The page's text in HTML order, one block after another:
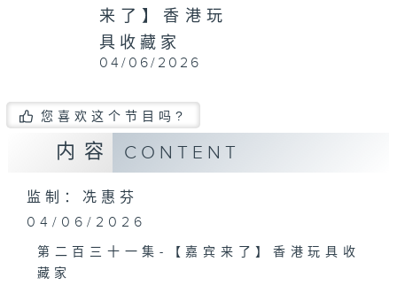
来了】香港玩
具收藏家
04/06/2026
您喜欢这个节目吗?
内容 CONTENT
监制：冼惠芬
04/06/2026
第二百三十一集-【嘉宾来了】香港玩具收
藏家